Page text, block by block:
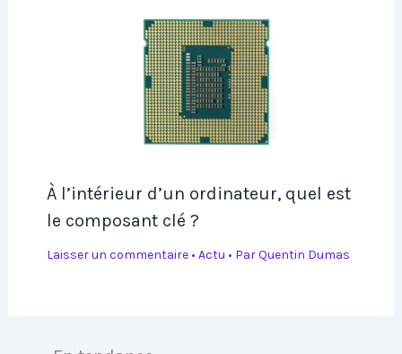
À l’intérieur d’un ordinateur, quel est
le composant clé ?
Laisser un commentaire • Actu • ParQuentin Dumas